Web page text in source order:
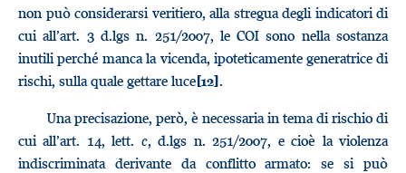
non può considerarsi veritiero, alla stregua degli indicatori di
cui all’art. 3 d.lgs n. 251/2007, le COI sono nella sostanza
inutili perché manca la vicenda, ipoteticamente generatrice di
rischi, sulla quale gettare luce[12].
Una precisazione, però, è necessaria in tema di rischio di
cui all’art. 14, lett. c, d.lgs n. 251/2007, e cioè la violenza
indiscriminata derivante da conflitto armato: se si può